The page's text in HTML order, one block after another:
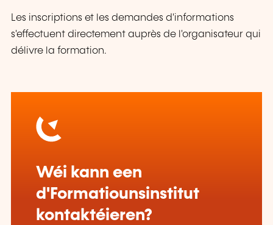
Les inscriptions et les demandes d'informations
s'effectuent directement auprès de l'organisateur qui
délivre la formation.
Wéi kann een
d'Formatiounsinstitut
kontaktéieren?